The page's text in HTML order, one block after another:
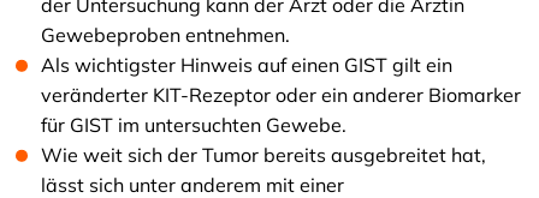
der Untersuchung kann der Arzt oder die Ärztin
Gewebeproben entnehmen.
Als wichtigster Hinweis auf einen GIST gilt ein
veränderter KIT-Rezeptor oder ein anderer Biomarker
für GIST im untersuchten Gewebe.
Wie weit sich der Tumor bereits ausgebreitet hat,
lässt sich unter anderem mit einer